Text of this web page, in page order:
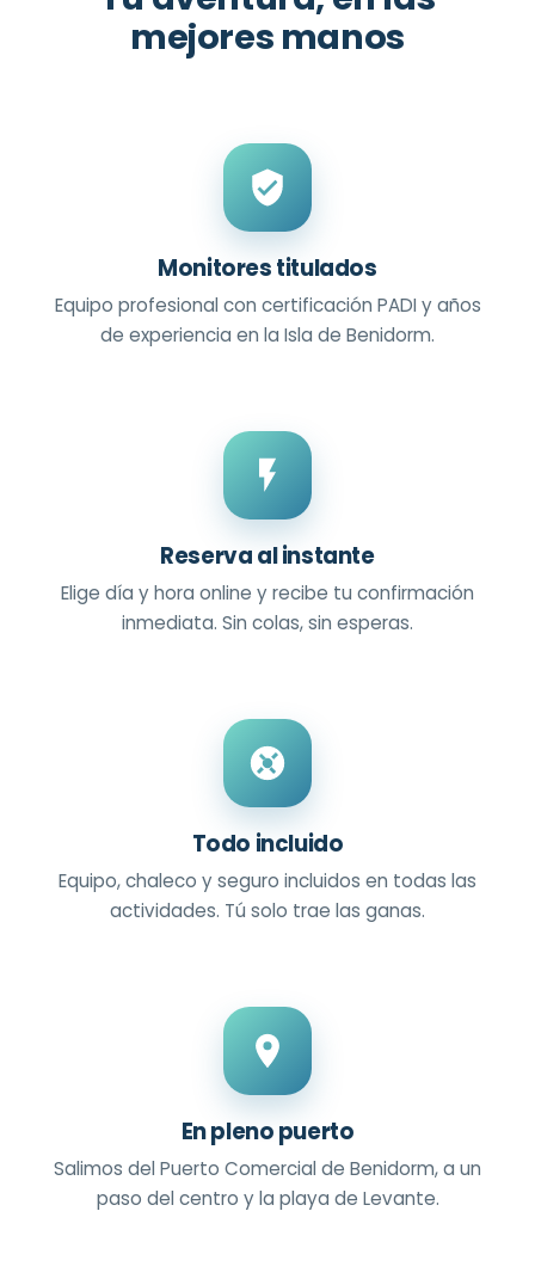
mejores manos
Monitores titulados
Equipo profesional con certificación PADI y años
de experiencia en la Isla de Benidorm.
Reserva al instante
Elige día y hora online y recibe tu confirmación
inmediata. Sin colas, sin esperas.
Todo incluido
Equipo, chaleco y seguro incluidos en todas las
actividades. Tú solo trae las ganas.
En pleno puerto
Salimos del Puerto Comercial de Benidorm, a un
paso del centro y la playa de Levante.